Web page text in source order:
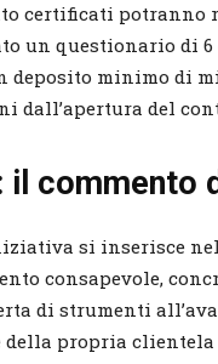
certificati potranno
un questionario di
minimo di
dall’apertura del
il commento
si inserisce
consapevole,
di strumenti
della propria